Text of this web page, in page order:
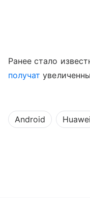
Ранее стало
получат
Android Huawei